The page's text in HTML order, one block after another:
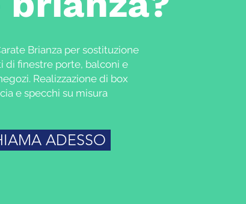
Brianza per sostituzione
di finestre porte, balconi e
Realizzazione di box
e specchi su misura
ADESSO